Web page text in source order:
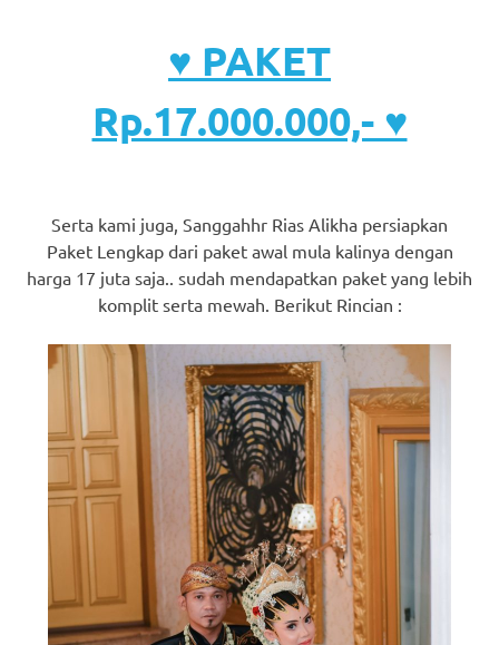
♥ PAKET
Rp.17.000.000,- ♥
Serta kami juga, Sanggahhr Rias Alikha persiapkan
Paket Lengkap dari paket awal mula kalinya dengan
harga 17 juta saja.. sudah mendapatkan paket yang lebih
komplit serta mewah. Berikut Rincian :